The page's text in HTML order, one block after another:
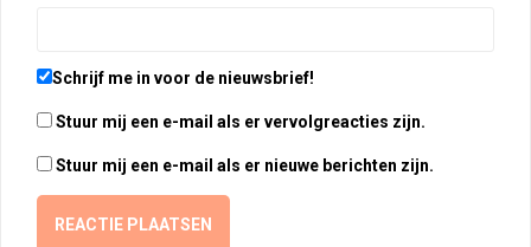
Schrijf me in voor de nieuwsbrief!
Stuur mij een e-mail als er vervolgreacties zijn.
Stuur mij een e-mail als er nieuwe berichten zijn.